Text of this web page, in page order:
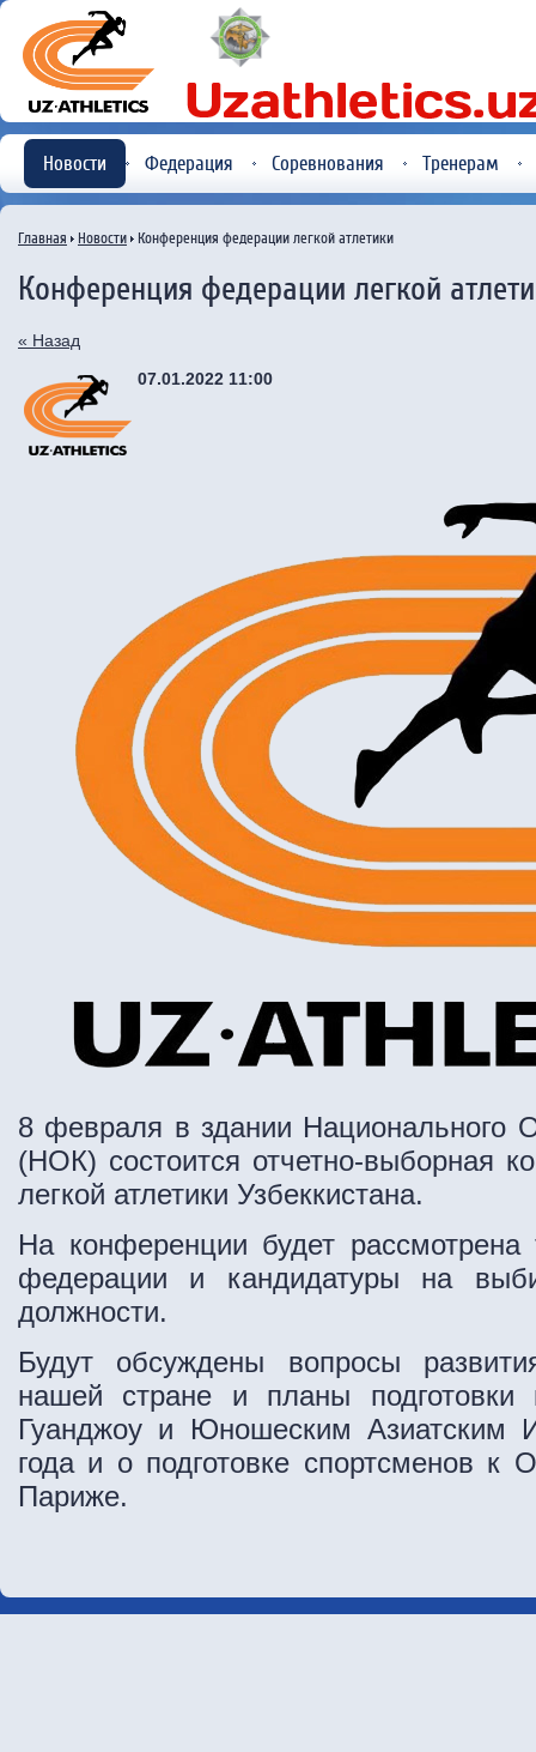
Новости Федерация Соревнования Тренерам
Главная Новости Конференция федерации легкой атлетики
Конференция федерации легкой
« Назад
07.01.2022 11:00
8 февраля в здании Национального
(НОК) состоится отчетно-выборная
легкой атлетики Узбеккистана.
На конференции будет рассмотрена
федерации и кандидатуры на
должности.
Будут обсуждены вопросы
нашей стране и планы
Гуанджоу и Юношеским Азиатским
года и о подготовке спортсменов к
Париже.